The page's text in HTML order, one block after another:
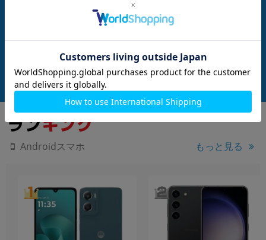
8,980 円 (税込)
arrows We F-51B Navy【docomo版
SIMフリー】
付属品: 本体のみ
中古Bランク
Androidスマホ もっと見る